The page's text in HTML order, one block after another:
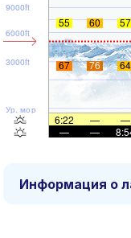
Ур. моря
3000ft
6000ft
9000ft
55 60 57
67 76 64
6:22 — —
—
—
Информация о